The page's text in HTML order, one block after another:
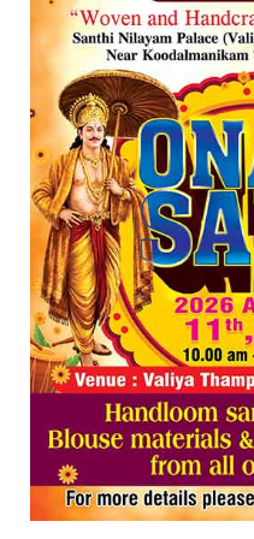
ഓഫ്
ഫിലിം
സെന്റ്
Get In Touch
Twitter
LinkedIn
YouTube
All Rights Reserved to